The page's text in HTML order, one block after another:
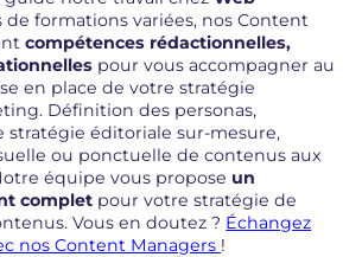
de formations variées, nos Content
compétences rédactionnelles,
pour vous accompagner au
en place de votre stratégie
Définition des personas,
stratégie éditoriale sur-mesure,
ou ponctuelle de contenus aux
équipe vous propose un
complet pour votre stratégie de
Vous en doutez ? Échangez
nos Content Managers !